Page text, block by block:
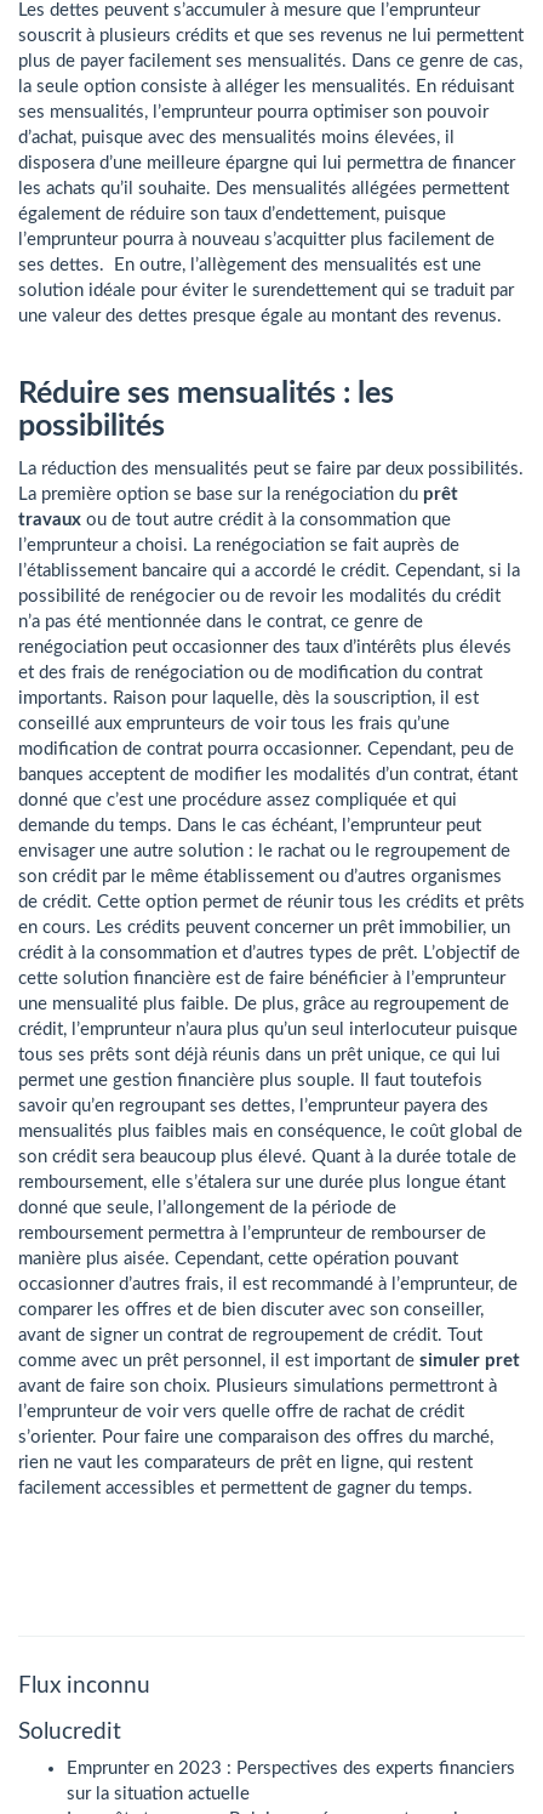
Les dettes peuvent s’accumuler à mesure que l’emprunteur
souscrit à plusieurs crédits et que ses revenus ne lui permettent
plus de payer facilement ses mensualités. Dans ce genre de cas,
la seule option consiste à alléger les mensualités. En réduisant
ses mensualités, l’emprunteur pourra optimiser son pouvoir
d’achat, puisque avec des mensualités moins élevées, il
disposera d’une meilleure épargne qui lui permettra de financer
les achats qu’il souhaite. Des mensualités allégées permettent
également de réduire son taux d’endettement, puisque
l’emprunteur pourra à nouveau s’acquitter plus facilement de
ses dettes. En outre, l’allègement des mensualités est une
solution idéale pour éviter le surendettement qui se traduit par
une valeur des dettes presque égale au montant des revenus.
Réduire ses mensualités : les
possibilités
La réduction des mensualités peut se faire par deux possibilités.
La première option se base sur la renégociation du prêt
travaux ou de tout autre crédit à la consommation que
l’emprunteur a choisi. La renégociation se fait auprès de
l’établissement bancaire qui a accordé le crédit. Cependant, si la
possibilité de renégocier ou de revoir les modalités du crédit
n’a pas été mentionnée dans le contrat, ce genre de
renégociation peut occasionner des taux d’intérêts plus élevés
et des frais de renégociation ou de modification du contrat
importants. Raison pour laquelle, dès la souscription, il est
conseillé aux emprunteurs de voir tous les frais qu’une
modification de contrat pourra occasionner. Cependant, peu de
banques acceptent de modifier les modalités d’un contrat, étant
donné que c’est une procédure assez compliquée et qui
demande du temps. Dans le cas échéant, l’emprunteur peut
envisager une autre solution : le rachat ou le regroupement de
son crédit par le même établissement ou d’autres organismes
de crédit. Cette option permet de réunir tous les crédits et prêts
en cours. Les crédits peuvent concerner un prêt immobilier, un
crédit à la consommation et d’autres types de prêt. L’objectif de
cette solution financière est de faire bénéficier à l’emprunteur
une mensualité plus faible. De plus, grâce au regroupement de
crédit, l’emprunteur n’aura plus qu’un seul interlocuteur puisque
tous ses prêts sont déjà réunis dans un prêt unique, ce qui lui
permet une gestion financière plus souple. Il faut toutefois
savoir qu’en regroupant ses dettes, l’emprunteur payera des
mensualités plus faibles mais en conséquence, le coût global de
son crédit sera beaucoup plus élevé. Quant à la durée totale de
remboursement, elle s’étalera sur une durée plus longue étant
donné que seule, l’allongement de la période de
remboursement permettra à l’emprunteur de rembourser de
manière plus aisée. Cependant, cette opération pouvant
occasionner d’autres frais, il est recommandé à l’emprunteur, de
comparer les offres et de bien discuter avec son conseiller,
avant de signer un contrat de regroupement de crédit. Tout
comme avec un prêt personnel, il est important de simuler pret
avant de faire son choix. Plusieurs simulations permettront à
l’emprunteur de voir vers quelle offre de rachat de crédit
s’orienter. Pour faire une comparaison des offres du marché,
rien ne vaut les comparateurs de prêt en ligne, qui restent
facilement accessibles et permettent de gagner du temps.
Flux inconnu
Solucredit
Emprunter en 2023 : Perspectives des experts financiers
sur la situation actuelle